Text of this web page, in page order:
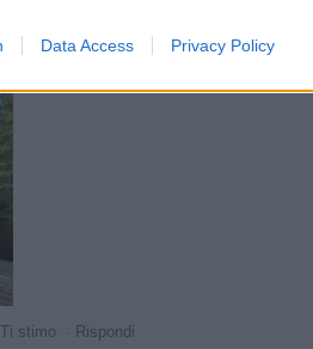
Data Access Privacy Policy
mercoledì ☕☕🥐☕☕
Ti stimo Rispondi